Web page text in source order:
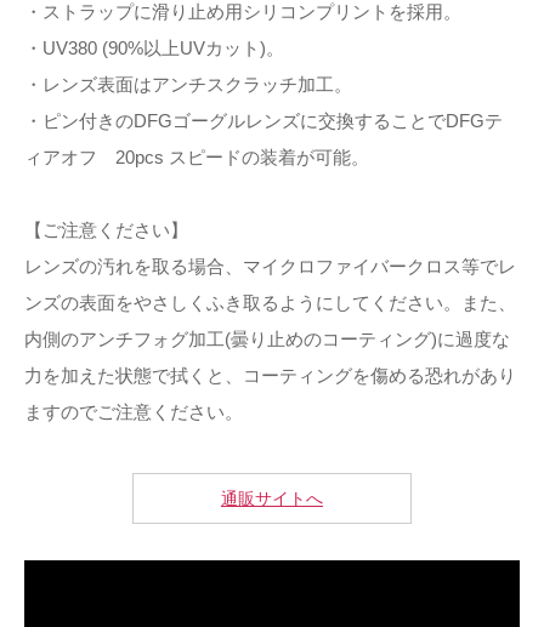
・ストラップに滑り止め用シリコンプリントを採用。
・UV380 (90%以上UVカット)。
・レンズ表面はアンチスクラッチ加工。
・ピン付きのDFGゴーグルレンズに交換することでDFGテ
ィアオフ 20pcs スピードの装着が可能。
【ご注意ください】
レンズの汚れを取る場合、マイクロファイバークロス等でレ
ンズの表面をやさしくふき取るようにしてください。また、
内側のアンチフォグ加工(曇り止めのコーティング)に過度な
力を加えた状態で拭くと、コーティングを傷める恐れがあり
ますのでご注意ください。
通販サイトへ